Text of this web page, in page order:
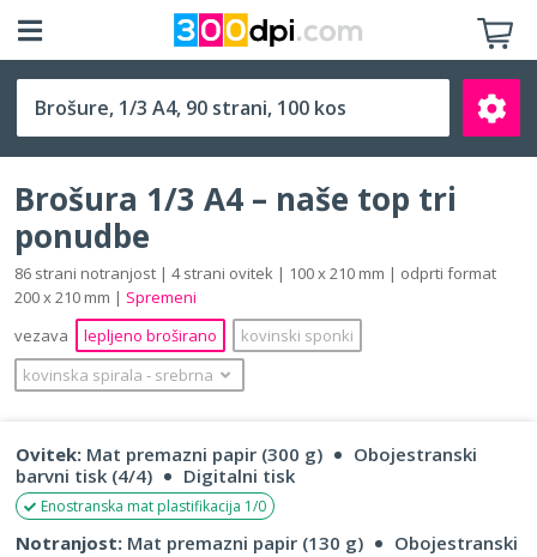
1/3 A4 (100 x 210 mm)
Išči
Brošura 1/3 A4 – naše top tri
ponudbe
86 strani notranjost | 4 strani ovitek | 100 x 210 mm | odprti format
200 x 210 mm | Spremeni
vezava
lepljeno broširano
kovinski sponki
kovinska spirala ‐ srebrna
Ovitek: Mat premazni papir (300 g)
Obojestranski
barvni tisk (4/4)
Digitalni tisk
Enostranska mat plastifikacija 1/0
Notranjost: Mat premazni papir (130 g)
Obojestranski